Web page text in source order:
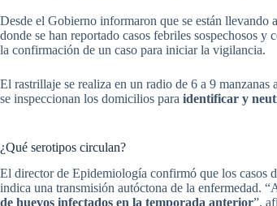
Desde el Gobierno informaron que se están
donde se han reportado casos febriles sospechosos y
la confirmación de un caso para iniciar la vigilancia.
El rastrillaje se realiza en un radio de 6 a 9 manzanas
se inspeccionan los domicilios para identificar y
¿Qué serotipos circulan?
El director de Epidemiología confirmó que los casos
indica una transmisión autóctona de la enfermedad.
de huevos infectados en la temporada anterior”,